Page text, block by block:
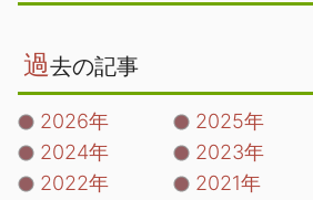
過去の記事
2026年
2025年
2024年
2023年
2022年
2021年